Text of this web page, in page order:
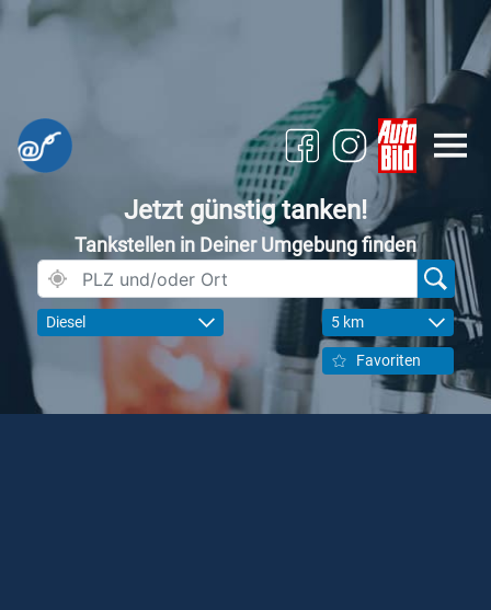
Jetzt günstig tanken!
Tankstellen in Deiner Umgebung finden
Diesel 5 km
Favoriten